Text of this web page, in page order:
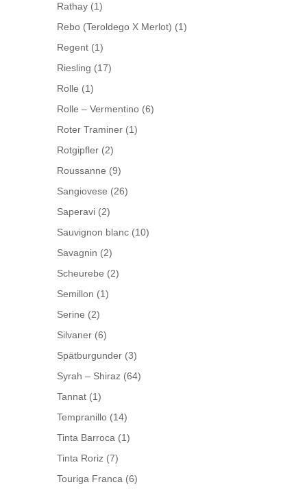
Rathay (1)
Rebo (Teroldego X Merlot) (1)
Regent (1)
Riesling (17)
Rolle (1)
Rolle – Vermentino (6)
Roter Traminer (1)
Rotgipfler (2)
Roussanne (9)
Sangiovese (26)
Saperavi (2)
Sauvignon blanc (10)
Savagnin (2)
Scheurebe (2)
Semillon (1)
Serine (2)
Silvaner (6)
Spätburgunder (3)
Syrah – Shiraz (64)
Tannat (1)
Tempranillo (14)
Tinta Barroca (1)
Tinta Roriz (7)
Touriga Franca (6)